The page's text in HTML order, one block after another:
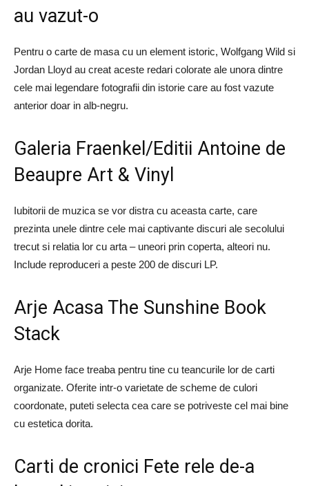
au vazut-o
Pentru o carte de masa cu un element istoric, Wolfgang Wild si
Jordan Lloyd au creat aceste redari colorate ale unora dintre
cele mai legendare fotografii din istorie care au fost vazute
anterior doar in alb-negru.
Galeria Fraenkel/Editii Antoine de
Beaupre Art & Vinyl
Iubitorii de muzica se vor distra cu aceasta carte, care
prezinta unele dintre cele mai captivante discuri ale secolului
trecut si relatia lor cu arta – uneori prin coperta, alteori nu.
Include reproduceri a peste 200 de discuri LP.
Arje Acasa The Sunshine Book
Stack
Arje Home face treaba pentru tine cu teancurile lor de carti
organizate. Oferite intr-o varietate de scheme de culori
coordonate, puteti selecta cea care se potriveste cel mai bine
cu estetica dorita.
Carti de cronici Fete rele de-a